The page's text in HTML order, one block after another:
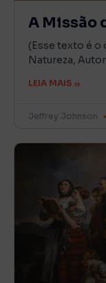
A Missão
(Esse texto é o
Natureza,
LEIA MAIS »
Jeffrey Johnson